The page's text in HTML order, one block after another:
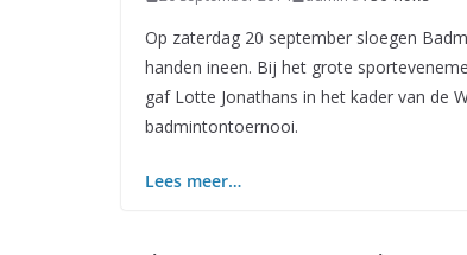
Op zaterdag 20 september sloegen
handen ineen. Bij het grote
gaf Lotte Jonathans in het kader van de
badmintontoernooi.
Lees meer…